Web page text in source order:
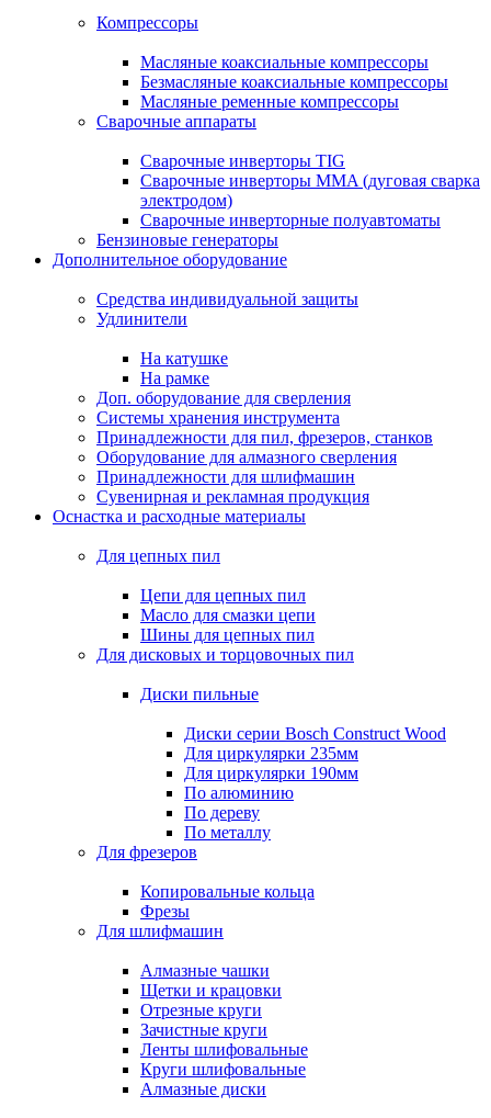
Компрессоры
Масляные коаксиальные компрессоры
Безмасляные коаксиальные компрессоры
Масляные ременные компрессоры
Сварочные аппараты
Сварочные инверторы TIG
Сварочные инверторы MMA (дуговая сварка
электродом)
Сварочные инверторные полуавтоматы
Бензиновые генераторы
Дополнительное оборудование
Средства индивидуальной защиты
Удлинители
На катушке
На рамке
Доп. оборудование для сверления
Системы хранения инструмента
Принадлежности для пил, фрезеров, станков
Оборудование для алмазного сверления
Принадлежности для шлифмашин
Сувенирная и рекламная продукция
Оснастка и расходные материалы
Для цепных пил
Цепи для цепных пил
Масло для смазки цепи
Шины для цепных пил
Для дисковых и торцовочных пил
Диски пильные
Диски серии Bosch Construct Wood
Для циркулярки 235мм
Для циркулярки 190мм
По алюминию
По дереву
По металлу
Для фрезеров
Копировальные кольца
Фрезы
Для шлифмашин
Алмазные чашки
Щетки и крацовки
Отрезные круги
Зачистные круги
Ленты шлифовальные
Круги шлифовальные
Алмазные диски